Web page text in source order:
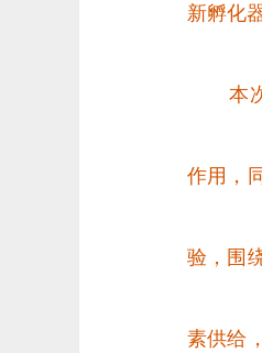
新孵化
本
作用，
验，围
素供给